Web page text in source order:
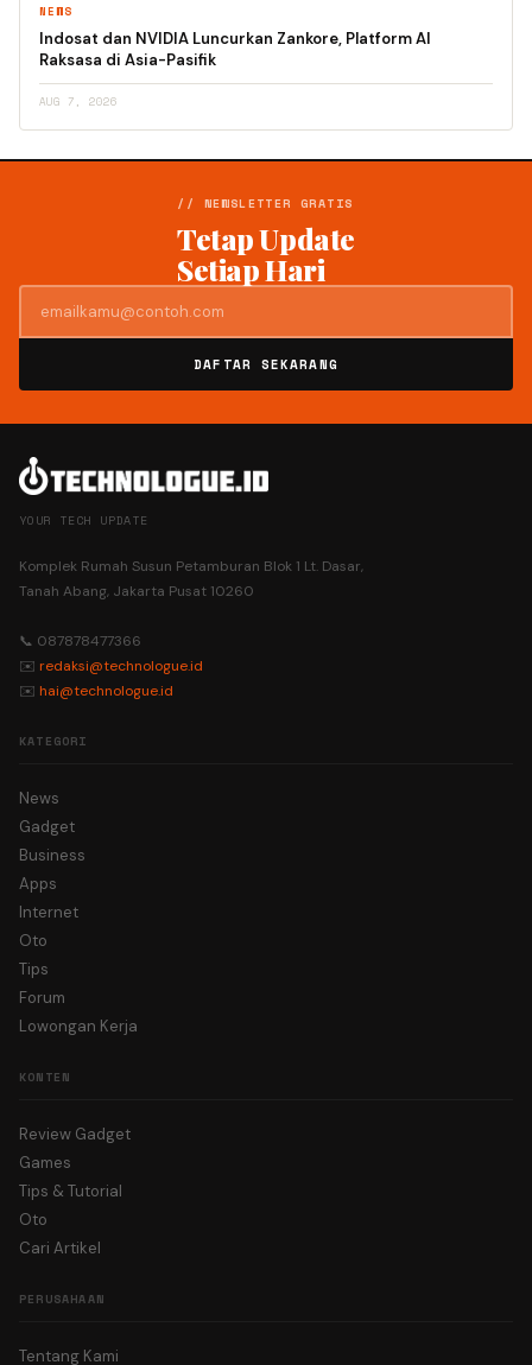
NEWS
Indosat dan NVIDIA Luncurkan Zankore, Platform AI
Raksasa di Asia-Pasifik
AUG 7, 2026
// NEWSLETTER GRATIS
Tetap Update
Setiap Hari
DAFTAR SEKARANG
YOUR TECH UPDATE
Komplek Rumah Susun Petamburan Blok 1 Lt. Dasar,
Tanah Abang, Jakarta Pusat 10260
📞 087878477366
✉️ redaksi@technologue.id
✉️ hai@technologue.id
KATEGORI
News
Gadget
Business
Apps
Internet
Oto
Tips
Forum
Lowongan Kerja
KONTEN
Review Gadget
Games
Tips & Tutorial
Oto
Cari Artikel
PERUSAHAAN
Tentang Kami